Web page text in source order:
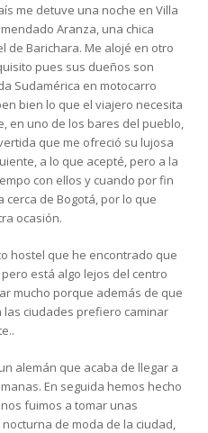
me detuve una noche en Villa
Aranza, una chica
de Barichara. Me alojé en otro
pues sus dueños son
Sudamérica en motocarro
bien lo que el viajero necesita
en uno de los bares del pueblo,
que me ofreció su lujosa
a lo que acepté, pero a la
con ellos y cuando por fin
de Bogotá, por lo que
ocasión.
hostel que he encontrado que
está algo lejos del centro
mucho porque además de que
las ciudades prefiero caminar
alemán que acaba de llegar a
En seguida hemos hecho
fuimos a tomar unas
de moda de la ciudad,